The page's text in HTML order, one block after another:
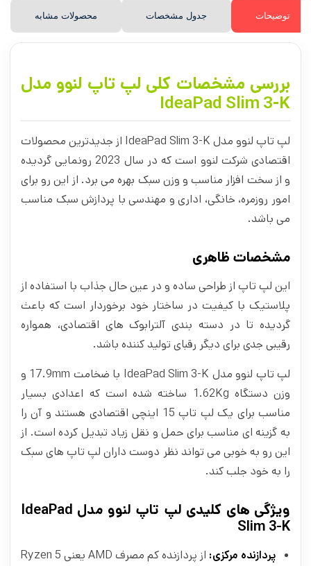
توضیحات جدول مشخصات محصولات مشابه
بررسی مشخصات کلی لپ تاپ لنوو مدل
IdeaPad Slim 3-K
لپ تاپ لنوو مدل IdeaPad Slim 3-K از جدیدترین محصولات
اقتصادی شرکت لنوو است که در سال 2023 رونمایی گردیده
و از سخت افزار مناسب و وزن سبک بهره می برد. از این رو برای
امور روزمره، خانگی، اداری و مهندسی با پردازش سبک مناسب
می باشد.
مشخصات ظاهری
این لپ تاپ از طراحی ساده و در عین حال جذاب با استفاده از
پلاستیک با کیفیت در ساختار خود برخوردار است که باعث
گردیده تا در دسته بندی آلترابوک های اقتصادی، همواره
رقیبی جدی برای دیگر رقبای تولید کننده باشد.
لپ تاپ لنوو مدل IdeaPad Slim 3-K با ضخامت 17.9mm و
وزن دستگاه 1.62Kg ساخته شده است که اعدادی بسیار
مناسب برای یک لپ تاپ 15 اینچی اقتصادی هستند و آن را
به گزینه ای مناسب برای حمل و نقل زیاد تبدیل کرده است. از
این رو به خوبی می‌ تواند نظر دوست‌ داران لپ‌ تاپ‌ های سبک
را به خود جلب کند.
ویژگی های کلیدی لپ تاپ لنوو مدل IdeaPad
Slim 3-K
پردازنده مرکزی:
از پردازنده کم مصرف AMD یعنی Ryzen 5